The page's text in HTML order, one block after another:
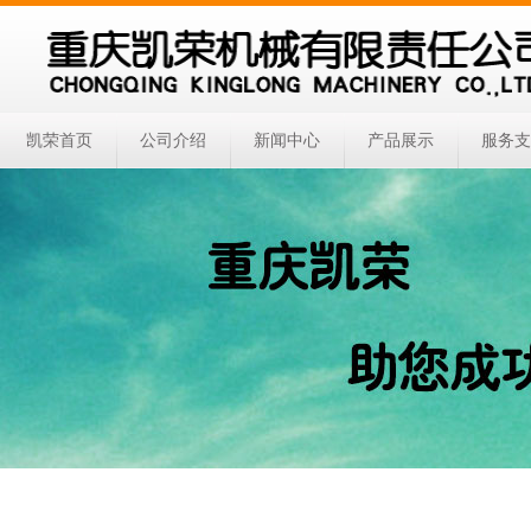
凯荣首页 公司介绍 新闻中心 产品展示 服务